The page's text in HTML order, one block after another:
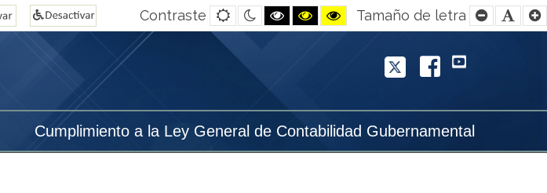
Contraste
Default
contrast
Night
contrast
Black
and
Black
and
Yellow
and
contrast
Tamaño de letra
Smaller
FontFont
Cumplimiento a la Ley General de Contabilidad Gubernamental
Twitter
Facebook
YouTube